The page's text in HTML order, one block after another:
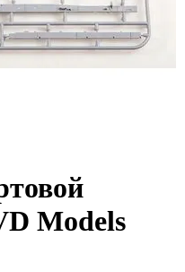
Models